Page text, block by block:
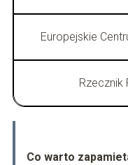
Europejskie
Rzecznik
Co warto